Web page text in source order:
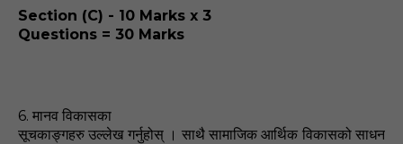
Section (C) - 10 Marks x 3
Questions = 30 Marks
6. मानव विकासका
सूचकाङ्गहरु उल्लेख गर्नुहोस्‌ । साथै सामाजिक आर्थिक विकासको साधन